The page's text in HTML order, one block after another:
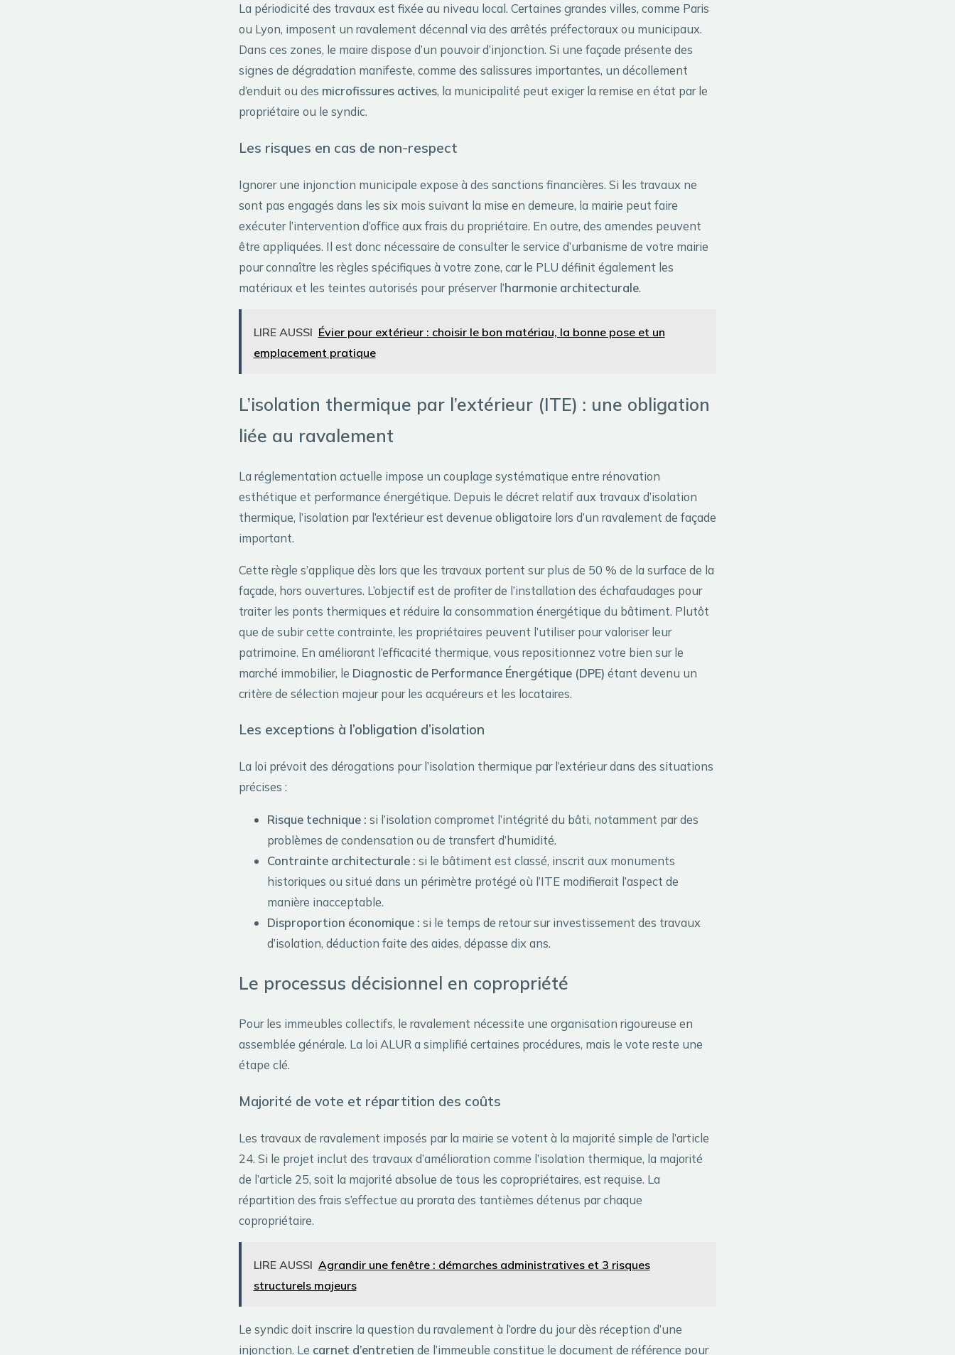
La périodicité des travaux est fixée au niveau local. Certaines grandes villes, comme Paris
ou Lyon, imposent un ravalement décennal via des arrêtés préfectoraux ou municipaux.
Dans ces zones, le maire dispose d’un pouvoir d’injonction. Si une façade présente des
signes de dégradation manifeste, comme des salissures importantes, un décollement
d’enduit ou des microfissures actives, la municipalité peut exiger la remise en état par le
propriétaire ou le syndic.
Les risques en cas de non-respect
Ignorer une injonction municipale expose à des sanctions financières. Si les travaux ne
sont pas engagés dans les six mois suivant la mise en demeure, la mairie peut faire
exécuter l’intervention d’office aux frais du propriétaire. En outre, des amendes peuvent
être appliquées. Il est donc nécessaire de consulter le service d’urbanisme de votre mairie
pour connaître les règles spécifiques à votre zone, car le PLU définit également les
matériaux et les teintes autorisés pour préserver l’harmonie architecturale.
LIRE AUSSI Évier pour extérieur : choisir le bon matériau, la bonne pose et un
emplacement pratique
L’isolation thermique par l’extérieur (ITE) : une obligation
liée au ravalement
La réglementation actuelle impose un couplage systématique entre rénovation
esthétique et performance énergétique. Depuis le décret relatif aux travaux d’isolation
thermique, l’isolation par l’extérieur est devenue obligatoire lors d’un ravalement de façade
important.
Cette règle s’applique dès lors que les travaux portent sur plus de 50 % de la surface de la
façade, hors ouvertures. L’objectif est de profiter de l’installation des échafaudages pour
traiter les ponts thermiques et réduire la consommation énergétique du bâtiment. Plutôt
que de subir cette contrainte, les propriétaires peuvent l’utiliser pour valoriser leur
patrimoine. En améliorant l’efficacité thermique, vous repositionnez votre bien sur le
marché immobilier, le Diagnostic de Performance Énergétique (DPE) étant devenu un
critère de sélection majeur pour les acquéreurs et les locataires.
Les exceptions à l’obligation d’isolation
La loi prévoit des dérogations pour l’isolation thermique par l’extérieur dans des situations
précises :
Risque technique : si l’isolation compromet l’intégrité du bâti, notamment par des
problèmes de condensation ou de transfert d’humidité.
Contrainte architecturale : si le bâtiment est classé, inscrit aux monuments
historiques ou situé dans un périmètre protégé où l’ITE modifierait l’aspect de
manière inacceptable.
Disproportion économique : si le temps de retour sur investissement des travaux
d’isolation, déduction faite des aides, dépasse dix ans.
Le processus décisionnel en copropriété
Pour les immeubles collectifs, le ravalement nécessite une organisation rigoureuse en
assemblée générale. La loi ALUR a simplifié certaines procédures, mais le vote reste une
étape clé.
Majorité de vote et répartition des coûts
Les travaux de ravalement imposés par la mairie se votent à la majorité simple de l’article
24. Si le projet inclut des travaux d’amélioration comme l’isolation thermique, la majorité
de l’article 25, soit la majorité absolue de tous les copropriétaires, est requise. La
répartition des frais s’effectue au prorata des tantièmes détenus par chaque
copropriétaire.
LIRE AUSSI Agrandir une fenêtre : démarches administratives et 3 risques
structurels majeurs
Le syndic doit inscrire la question du ravalement à l’ordre du jour dès réception d’une
injonction. Le carnet d’entretien de l’immeuble constitue le document de référence pour